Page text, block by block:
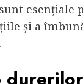
sunt esențiale
și a